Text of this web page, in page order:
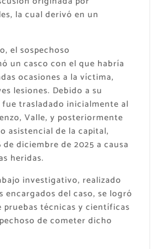
la cual derivó en un
el sospechoso
un casco con el que habría
ocasiones a la víctima,
lesiones. Debido a su
trasladado inicialmente al
Valle, y posteriormente
asistencial de la capital,
diciembre de 2025 a causa
heridas.
investigativo, realizado
encargados del caso, se logró
técnicas y científicas
de cometer dicho